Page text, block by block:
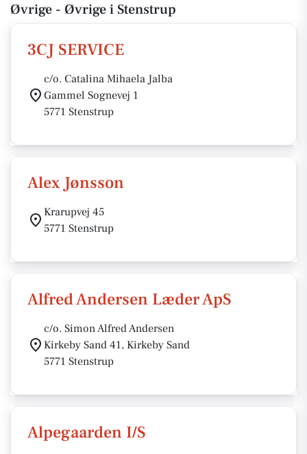
Øvrige - Øvrige i Stenstrup
3CJ SERVICE
c/o. Catalina Mihaela Jalba
Gammel Sognevej 1
5771 Stenstrup
Alex Jønsson
Krarupvej 45
5771 Stenstrup
Alfred Andersen Læder ApS
c/o. Simon Alfred Andersen
Kirkeby Sand 41, Kirkeby Sand
5771 Stenstrup
Alpegaarden I/S